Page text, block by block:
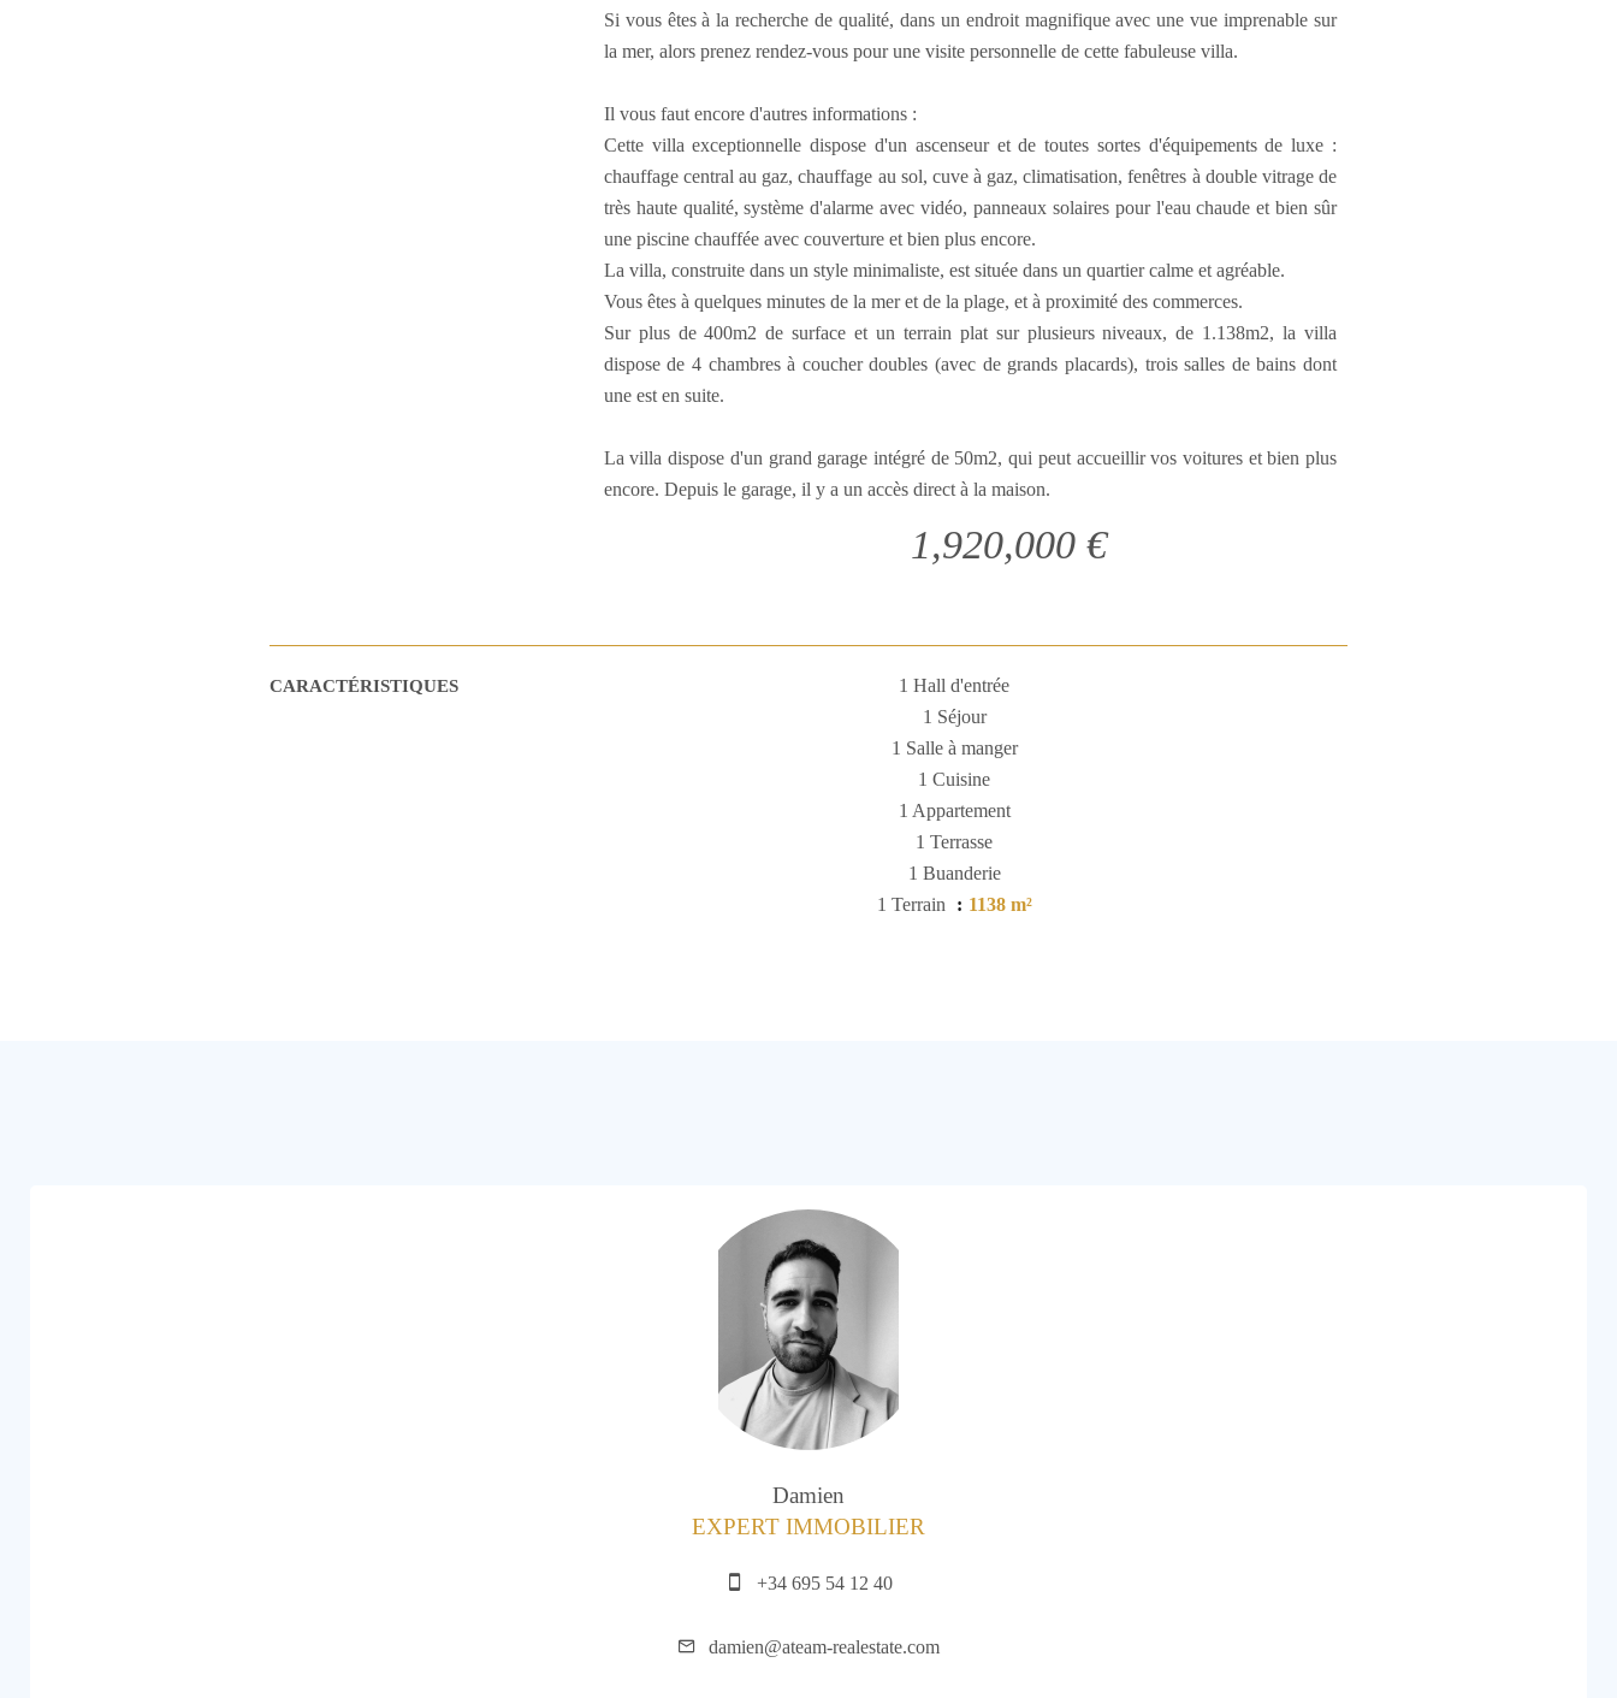
Si vous êtes à la recherche de qualité, dans un endroit magnifique avec une vue imprenable sur
la mer, alors prenez rendez-vous pour une visite personnelle de cette fabuleuse villa.
Il vous faut encore d'autres informations :
Cette villa exceptionnelle dispose d'un ascenseur et de toutes sortes d'équipements de luxe :
chauffage central au gaz, chauffage au sol, cuve à gaz, climatisation, fenêtres à double vitrage de
très haute qualité, système d'alarme avec vidéo, panneaux solaires pour l'eau chaude et bien sûr
une piscine chauffée avec couverture et bien plus encore.
La villa, construite dans un style minimaliste, est située dans un quartier calme et agréable.
Vous êtes à quelques minutes de la mer et de la plage, et à proximité des commerces.
Sur plus de 400m2 de surface et un terrain plat sur plusieurs niveaux, de 1.138m2, la villa
dispose de 4 chambres à coucher doubles (avec de grands placards), trois salles de bains dont
une est en suite.
La villa dispose d'un grand garage intégré de 50m2, qui peut accueillir vos voitures et bien plus
encore. Depuis le garage, il y a un accès direct à la maison.
1,920,000 €
CARACTÉRISTIQUES
1 Hall d'entrée
1 Séjour
1 Salle à manger
1 Cuisine
1 Appartement
1 Terrasse
1 Buanderie
1 Terrain
1138 m²
Damien
EXPERT IMMOBILIER
+34 695 54 12 40
damien@ateam-realestate.com